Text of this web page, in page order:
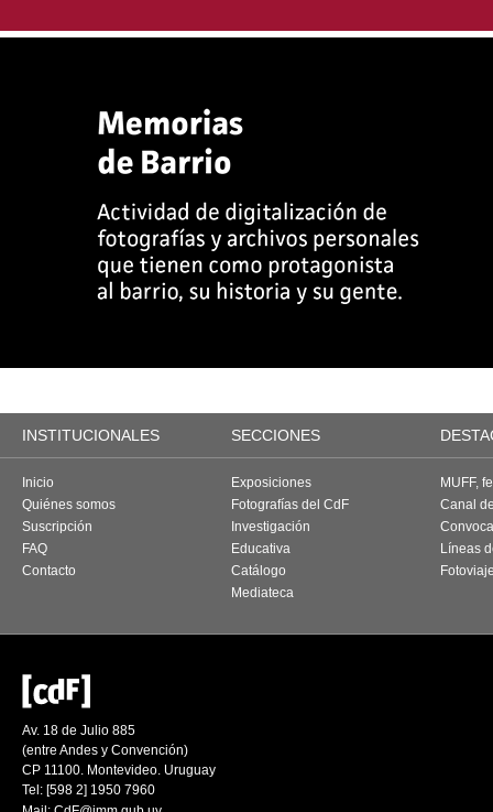
INSTITUCIONALES SECCIONES
Inicio
Quiénes somos
Suscripción
FAQ
Contacto
Exposiciones
Fotografías del CdF
Investigación
Educativa
Catálogo
Mediateca
MUFF,
Canal
Líneas
Av. 18 de Julio 885
(entre Andes y Convención)
CP 11100. Montevideo. Uruguay
Tel: [598 2] 1950 7960